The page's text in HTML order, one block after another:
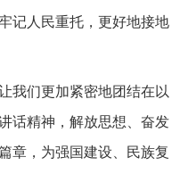
记人民重托，更好地接地
我们更加紧密地团结在以
话精神，解放思想、奋发
章，为强国建设、民族复